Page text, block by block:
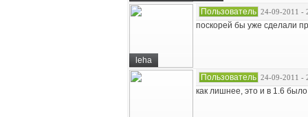
leha
Пользователь 24-09-2011 -
поскорей бы уже сделали
Пользователь 24-09-2011 -
как лишнее, это и в 1.6